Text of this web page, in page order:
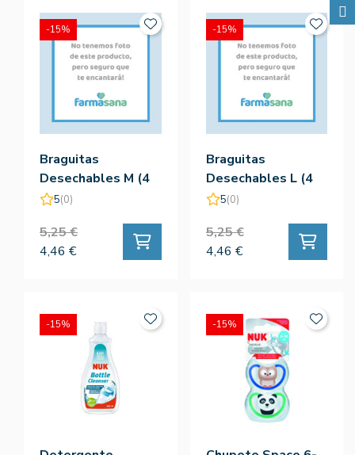
Braguitas
Desechables M (4
Uds) - Nuk
5(0)
5,25 €
4,46 €
-15%
Braguitas
Desechables L (4
Uds) - Nuk
5(0)
5,25 €
4,46 €
-15%
-15% -15%